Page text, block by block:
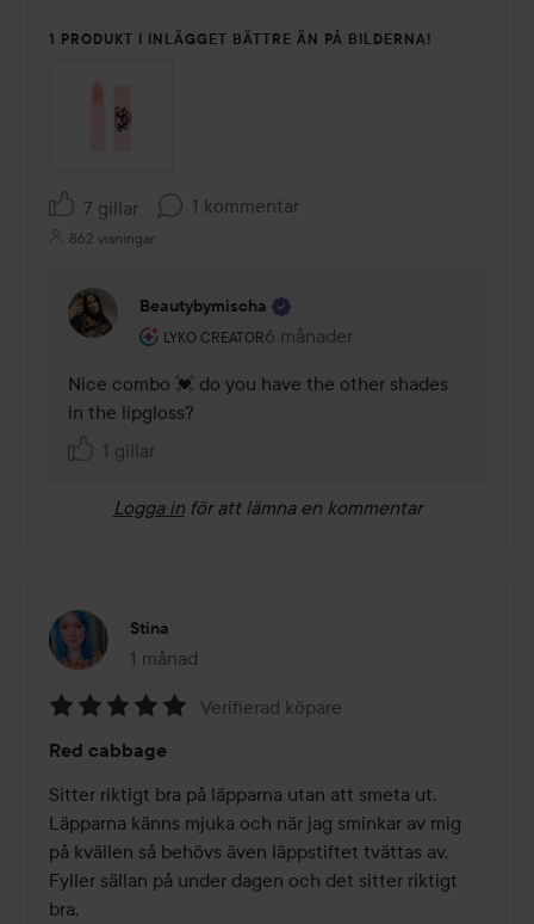
1 PRODUKT I INLÄGGET BÄTTRE ÄN PÅ BILDERNA!
7 gillar 1 kommentar
862 visningar
Beautybymischa
LYKO CREATOR
Användarens roll: Lyko Creator.
6 månader
Kommentaren lades 6 månader
Nice combo 💓 do you have the other shades
in the lipgloss?
1 gillar
Logga in för att lämna en kommentar
Stina
1 månad
Inlägget skapades 1 månad
5
av
5
Verifierad köpare
Red cabbage
Sitter riktigt bra på läpparna utan att smeta ut.
Läpparna känns mjuka och när jag sminkar av mig
på kvällen så behövs även läppstiftet tvättas av.
Fyller sällan på under dagen och det sitter riktigt
bra.